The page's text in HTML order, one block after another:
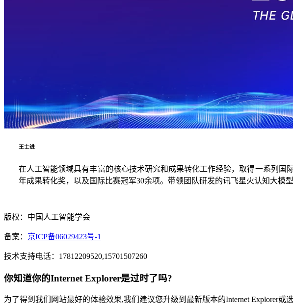
王士进
在人工智能领域具有丰富的核心技术研究和成果转化工作经验，取得一系列
年成果转化奖，以及国际比赛冠军30余项。带领团队研发的讯飞星火认知大模型
版权：中国人工智能学会
备案： 京ICP备06029423号-1
技术支持电话：17812209520,15701507260
你知道你的Internet Explorer是过时了吗?
为了得到我们网站最好的体验效果,我们建议您升级到最新版本的Internet Explorer